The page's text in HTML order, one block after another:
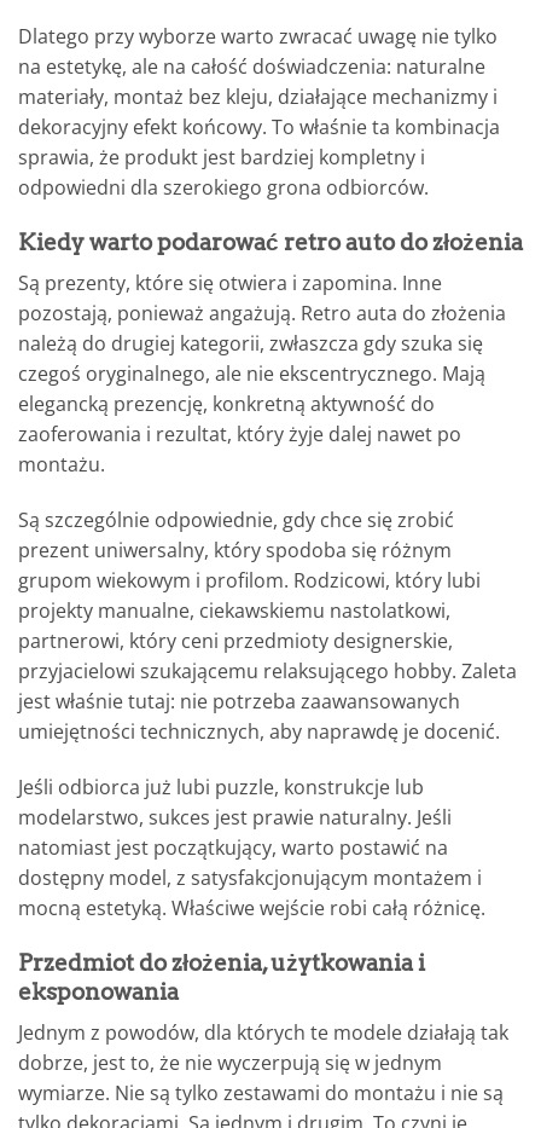
Dlatego przy wyborze warto zwracać uwagę nie tylko
na estetykę, ale na całość doświadczenia: naturalne
materiały, montaż bez kleju, działające mechanizmy i
dekoracyjny efekt końcowy. To właśnie ta kombinacja
sprawia, że produkt jest bardziej kompletny i
odpowiedni dla szerokiego grona odbiorców.
Kiedy warto podarować retro auto do złożenia
Są prezenty, które się otwiera i zapomina. Inne
pozostają, ponieważ angażują. Retro auta do złożenia
należą do drugiej kategorii, zwłaszcza gdy szuka się
czegoś oryginalnego, ale nie ekscentrycznego. Mają
elegancką prezencję, konkretną aktywność do
zaoferowania i rezultat, który żyje dalej nawet po
montażu.
Są szczególnie odpowiednie, gdy chce się zrobić
prezent uniwersalny, który spodoba się różnym
grupom wiekowym i profilom. Rodzicowi, który lubi
projekty manualne, ciekawskiemu nastolatkowi,
partnerowi, który ceni przedmioty designerskie,
przyjacielowi szukającemu relaksującego hobby. Zaleta
jest właśnie tutaj: nie potrzeba zaawansowanych
umiejętności technicznych, aby naprawdę je docenić.
Jeśli odbiorca już lubi puzzle, konstrukcje lub
modelarstwo, sukces jest prawie naturalny. Jeśli
natomiast jest początkujący, warto postawić na
dostępny model, z satysfakcjonującym montażem i
mocną estetyką. Właściwe wejście robi całą różnicę.
Przedmiot do złożenia, użytkowania i
eksponowania
Jednym z powodów, dla których te modele działają tak
dobrze, jest to, że nie wyczerpują się w jednym
wymiarze. Nie są tylko zestawami do montażu i nie są